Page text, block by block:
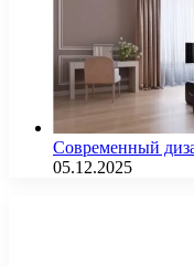
Современный
05.12.2025